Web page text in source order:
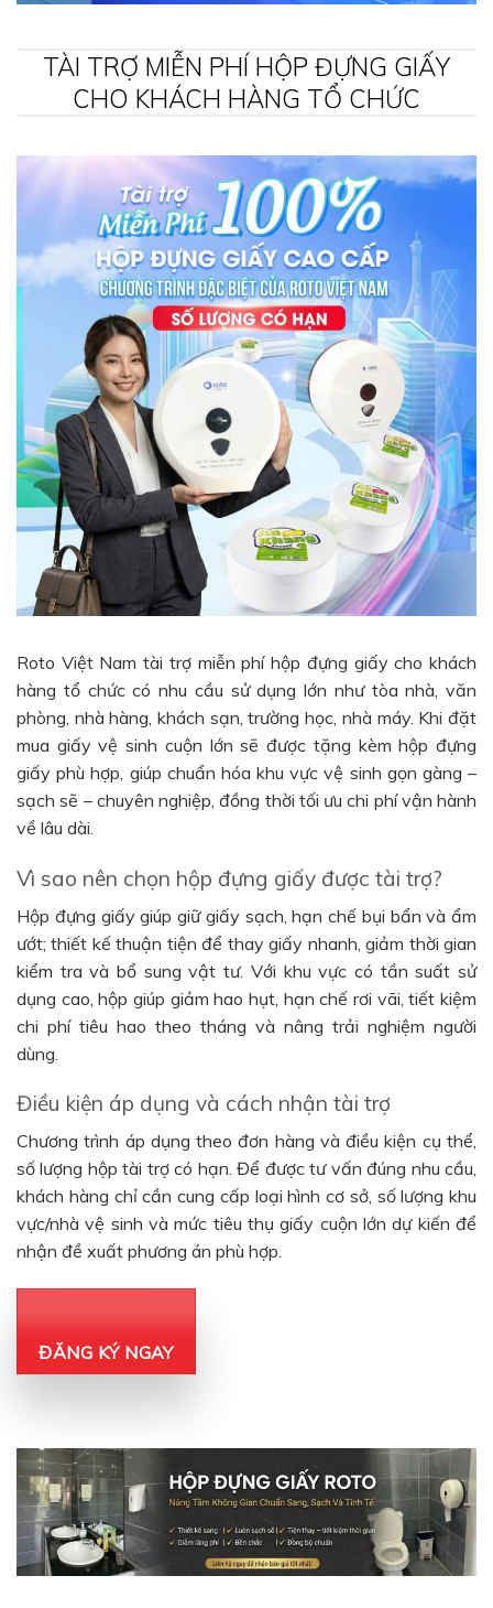
TÀI TRỢ MIỄN PHÍ HỘP ĐỰNG GIẤY
CHO KHÁCH HÀNG TỔ CHỨC
Roto Việt Nam tài trợ miễn phí hộp đựng giấy cho khách
hàng tổ chức có nhu cầu sử dụng lớn như tòa nhà, văn
phòng, nhà hàng, khách sạn, trường học, nhà máy. Khi đặt
mua giấy vệ sinh cuộn lớn sẽ được tặng kèm hộp đựng
giấy phù hợp, giúp chuẩn hóa khu vực vệ sinh gọn gàng –
sạch sẽ – chuyên nghiệp, đồng thời tối ưu chi phí vận hành
về lâu dài.
Vì sao nên chọn hộp đựng giấy được tài trợ?
Hộp đựng giấy giúp giữ giấy sạch, hạn chế bụi bẩn và ẩm
ướt; thiết kế thuận tiện để thay giấy nhanh, giảm thời gian
kiểm tra và bổ sung vật tư. Với khu vực có tần suất sử
dụng cao, hộp giúp giảm hao hụt, hạn chế rơi vãi, tiết kiệm
chi phí tiêu hao theo tháng và nâng trải nghiệm người
dùng.
Điều kiện áp dụng và cách nhận tài trợ
Chương trình áp dụng theo đơn hàng và điều kiện cụ thể,
số lượng hộp tài trợ có hạn. Để được tư vấn đúng nhu cầu,
khách hàng chỉ cần cung cấp loại hình cơ sở, số lượng khu
vực/nhà vệ sinh và mức tiêu thụ giấy cuộn lớn dự kiến để
nhận đề xuất phương án phù hợp.
ĐĂNG KÝ NGAY